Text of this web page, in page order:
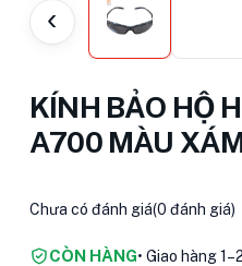
‹
KÍNH BẢO HỘ
A700 MÀU
Chưa có đánh giá(0 đánh giá)
CÒN HÀNG• Giao hàng